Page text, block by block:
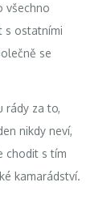
všechno
s ostatními
se
rády za to,
nikdy neví,
chodit s tím
kamarádství.